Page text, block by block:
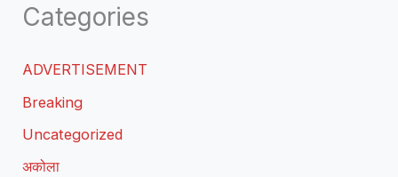
Categories
ADVERTISEMENT
Breaking
Uncategorized
अकोला